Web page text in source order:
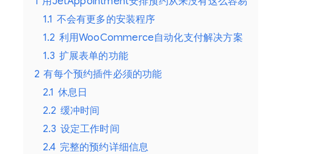
1.1 不会有更多的安装程序
1.2 利用WooCommerce自动化支付解决方案
1.3 扩展表单的功能
2 有每个预约插件必须的功能
2.1 休息日
2.2 缓冲时间
2.3 设定工作时间
2.4 完整的预约详细信息